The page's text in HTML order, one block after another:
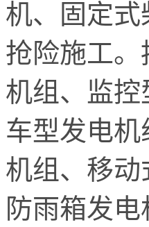
机、固定
抢险施工
机组、监
车型发电
机组、移
防雨箱发